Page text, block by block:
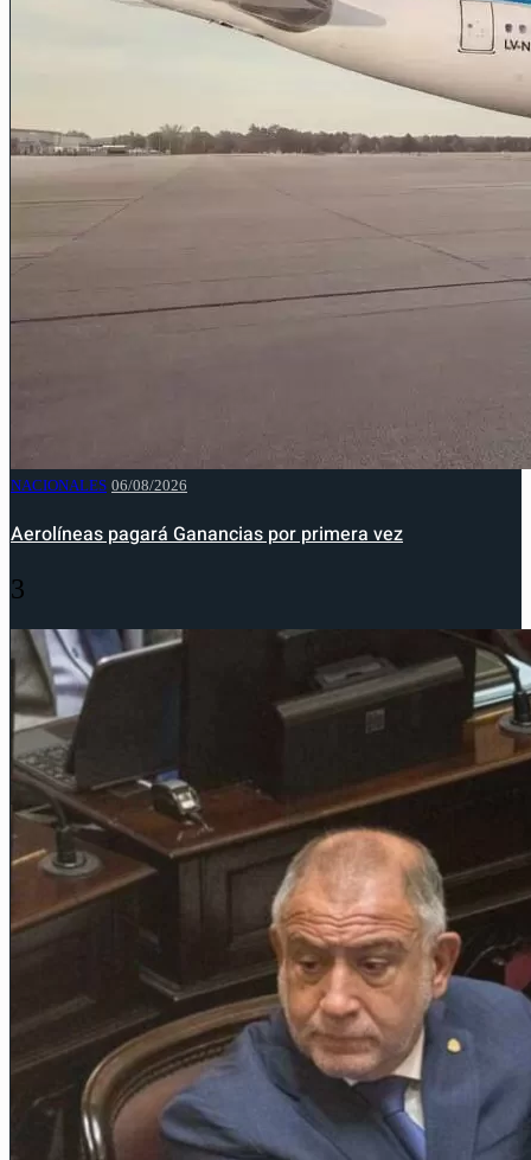
NACIONALES 06/08/2026
Aerolíneas pagará Ganancias por primera vez
3